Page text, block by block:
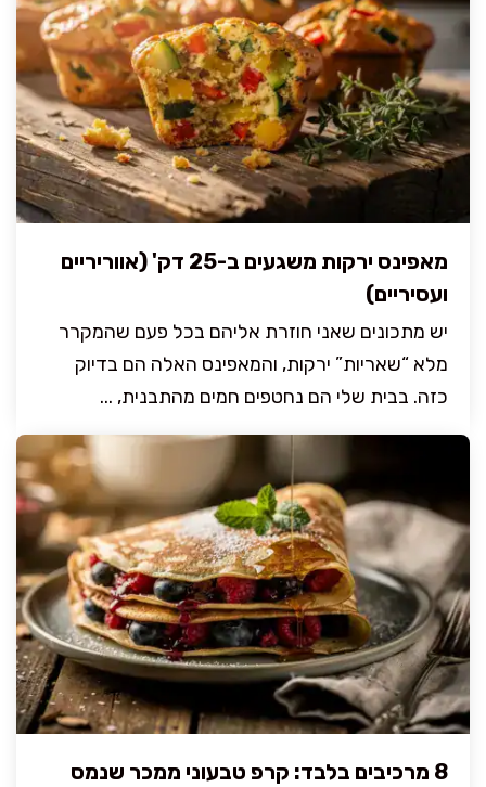
מאפינס ירקות משגעים ב-25 דק' (אווריריים
ועסיריים)
יש מתכונים שאני חוזרת אליהם בכל פעם שהמקרר
מלא “שאריות” ירקות, והמאפינס האלה הם בדיוק
כזה. בבית שלי הם נחטפים חמים מהתבנית, ...
8 מרכיבים בלבד: קרפ טבעוני ממכר שנמס